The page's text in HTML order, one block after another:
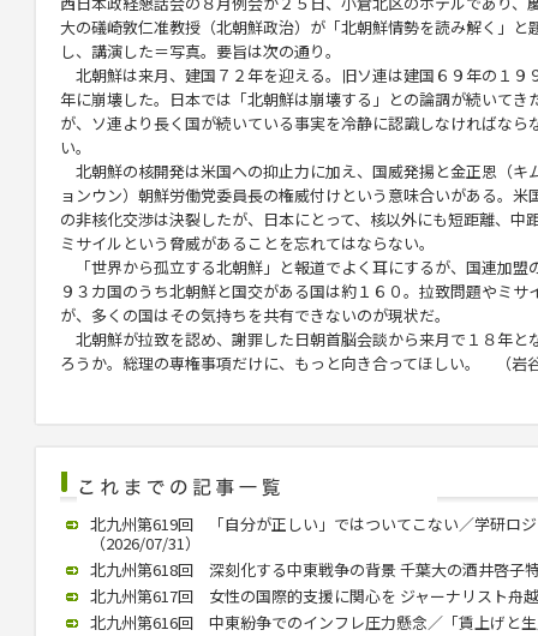
大の礒崎敦仁准教授（北朝鮮政治）が「北朝鮮情勢を読み解く」と
し、講演した＝写真。要旨は次の通り。
北朝鮮は来月、建国７２年を迎える。旧ソ連は建国６９年の１９
年に崩壊した。日本では「北朝鮮は崩壊する」との論調が続いてき
が、ソ連より長く国が続いている事実を冷静に認識しなければなら
い。
北朝鮮の核開発は米国への抑止力に加え、国威発揚と金正恩（キ
ョンウン）朝鮮労働党委員長の権威付けという意味合いがある。米
の非核化交渉は決裂したが、日本にとって、核以外にも短距離、中
ミサイルという脅威があることを忘れてはならない。
「世界から孤立する北朝鮮」と報道でよく耳にするが、国連加盟
９３カ国のうち北朝鮮と国交がある国は約１６０。拉致問題やミ
が、多くの国はその気持ちを共有できないのが現状だ。
北朝鮮が拉致を認め、謝罪した日朝首脳会談から来月で１８年と
ろうか。総理の専権事項だけに、もっと向き合ってほしい。 （岩
北九州第619回 「自分が正しい」ではついてこない／学研ロ
（2026/07/31）
北九州第618回 深刻化する中東戦争の背景 千葉大の酒井啓子
北九州第617回 女性の国際的支援に関心を ジャーナリスト舟
北九州第616回 中東紛争でのインフレ圧力懸念／「賃上げと